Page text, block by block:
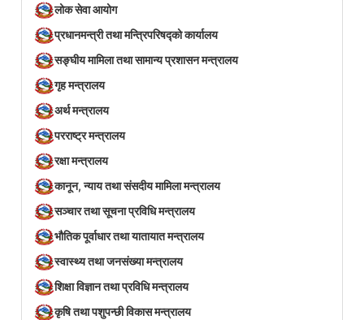
लोक सेवा आयोग
प्रधानमन्त्री तथा मन्त्रिपरिषद्को कार्यालय
सङ्घीय मामिला तथा सामान्य प्रशासन मन्त्रालय
गृह मन्त्रालय
अर्थ मन्त्रालय
परराष्ट्र मन्त्रालय
रक्षा मन्त्रालय
कानून, न्याय तथा संसदीय मामिला मन्त्रालय
सञ्‍चार तथा सूचना प्रविधि मन्त्रालय
भौतिक पूर्वाधार तथा यातायात मन्त्रालय
स्वास्थ्य तथा जनसंख्या मन्त्रालय
शिक्षा विज्ञान तथा प्रविधि मन्त्रालय
कृषि तथा पशुपन्छी विकास मन्त्रालय